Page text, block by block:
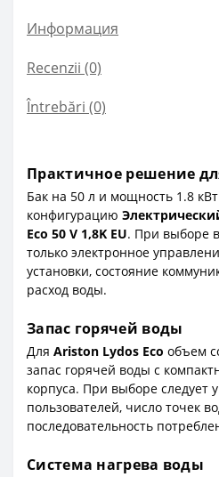
Информация
Recenzii (0)
Întrebări (0)
Практичное решение
Бак на 50 л и мощность 1.8
конфигурацию
Eco 50 V 1,8K EU. При выборе
только электронное
установки, состояние
расход воды.
Запас горячей воды
Для Ariston Lydos Eco объем
запас горячей воды с
корпуса. При выборе следует
пользователей, число точек
последовательность
Система нагрева воды